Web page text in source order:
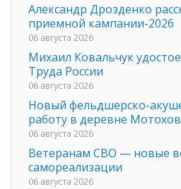
Александр Дрозденко
приемной кампании-2026
06 августа 2026
Михаил Ковальчук
Труда России
06 августа 2026
Новый фельдшерско-
работу в деревне
06 августа 2026
Ветеранам СВО — новые
самореализации
06 августа 2026